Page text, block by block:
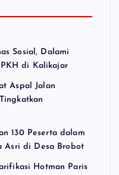
Sosial, Dalami
di Kalikajar
Aspal Jalan
130 Peserta dalam
Asri di Desa Brobot
Hotman Paris